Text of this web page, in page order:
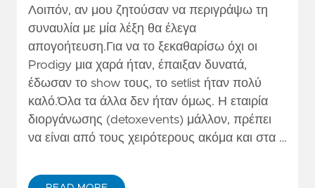
Λοιπόν, αν μου ζητούσαν να περιγράψω τη
συναυλία με μία λέξη θα έλεγα
απογοήτευση.Για να το ξεκαθαρίσω όχι οι
Prodigy μια χαρά ήταν, έπαιξαν δυνατά,
έδωσαν το show τους, το setlist ήταν πολύ
καλό.Όλα τα άλλα δεν ήταν όμως. Η εταιρία
διοργάνωσης (detoxevents) μάλλον, πρέπει
να είναι από τους χειρότερους ακόμα και στα …